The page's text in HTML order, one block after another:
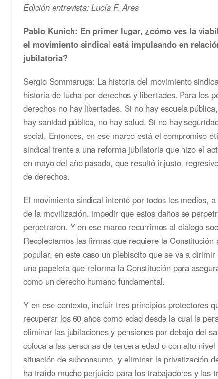
Edición entrevista: Lucía F. Ares
Pablo Kunich: En primer lugar, ¿cómo ves la
el movimiento sindical está impulsando en
jubilatoria?
Sergio Sommaruga: La historia del movimiento
historia de lucha por derechos y libertades. Para los
derechos no hay libertades. Si no hay escuela
hay sanidad pública, no hay salud. Si no hay
social. Entonces, en ese marco está el compromiso
sindical frente a una reforma jubilatoria que hizo el
en mayo del año pasado, que resultó injusto,
de derechos.
El movimiento sindical intentó por todos los medios,
de la movilización, impedir que estos daños se
perpetraron. Y en ese marco recurrimos al diálogo
Recolectamos las firmas que requiere la
popular, en este caso un plebiscito que se va a
una papeleta que reforma la Constitución para
como un derecho humano fundamental.
Y en ese contexto, incluir tres principios protectores
recuperar los 60 años como edad desde la cual la
eliminar las jubilaciones y pensiones por debajo del
coloca a las personas de tercera edad o con alto
situación de subconsumo, y eliminar la privatización
ha traído mucho perjuicio para los trabajadores y las